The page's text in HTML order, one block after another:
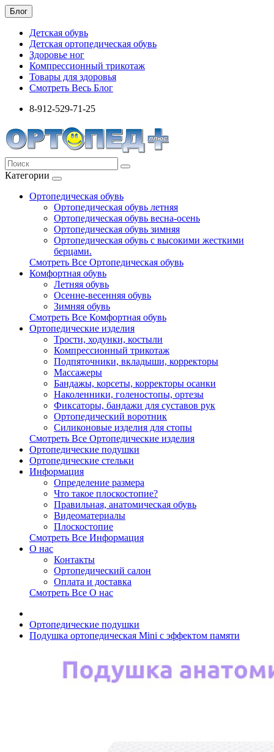
Блог
Детская обувь
Детская ортопедическая обувь
Здоровье ног
Компрессионный трикотаж
Товары для здоровья
Смотреть Весь Блог
8-912-529-71-25
Категории
Ортопедическая обувь
Ортопедическая обувь летняя
Ортопедическая обувь весна-осень
Ортопедическая обувь зимняя
Ортопедическая обувь с высокими жесткими
берцами.
Смотреть Все Ортопедическая обувь
Комфортная обувь
Летняя обувь
Осенне-весенняя обувь
Зимняя обувь
Смотреть Все Комфортная обувь
Ортопедические изделия
Трости, ходунки, костыли
Компрессионный трикотаж
Подпяточники, вкладыши, корректоры
Массажеры
Бандажы, корсеты, корректоры осанки
Наколенники, голеностопы, ортезы
Фиксаторы, бандажи для суставов рук
Ортопедический воротник
Силиконовые изделия для стопы
Смотреть Все Ортопедические изделия
Ортопедические подушки
Ортопедические стельки
Информация
Определение размера
Что такое плоскостопие?
Правильная, анатомическая обувь
Видеоматериалы
Плоскостопие
Смотреть Все Информация
О нас
Контакты
Ортопедический салон
Оплата и доставка
Смотреть Все О нас
Ортопедические подушки
Подушка ортопедическая Mini с эффектом памяти